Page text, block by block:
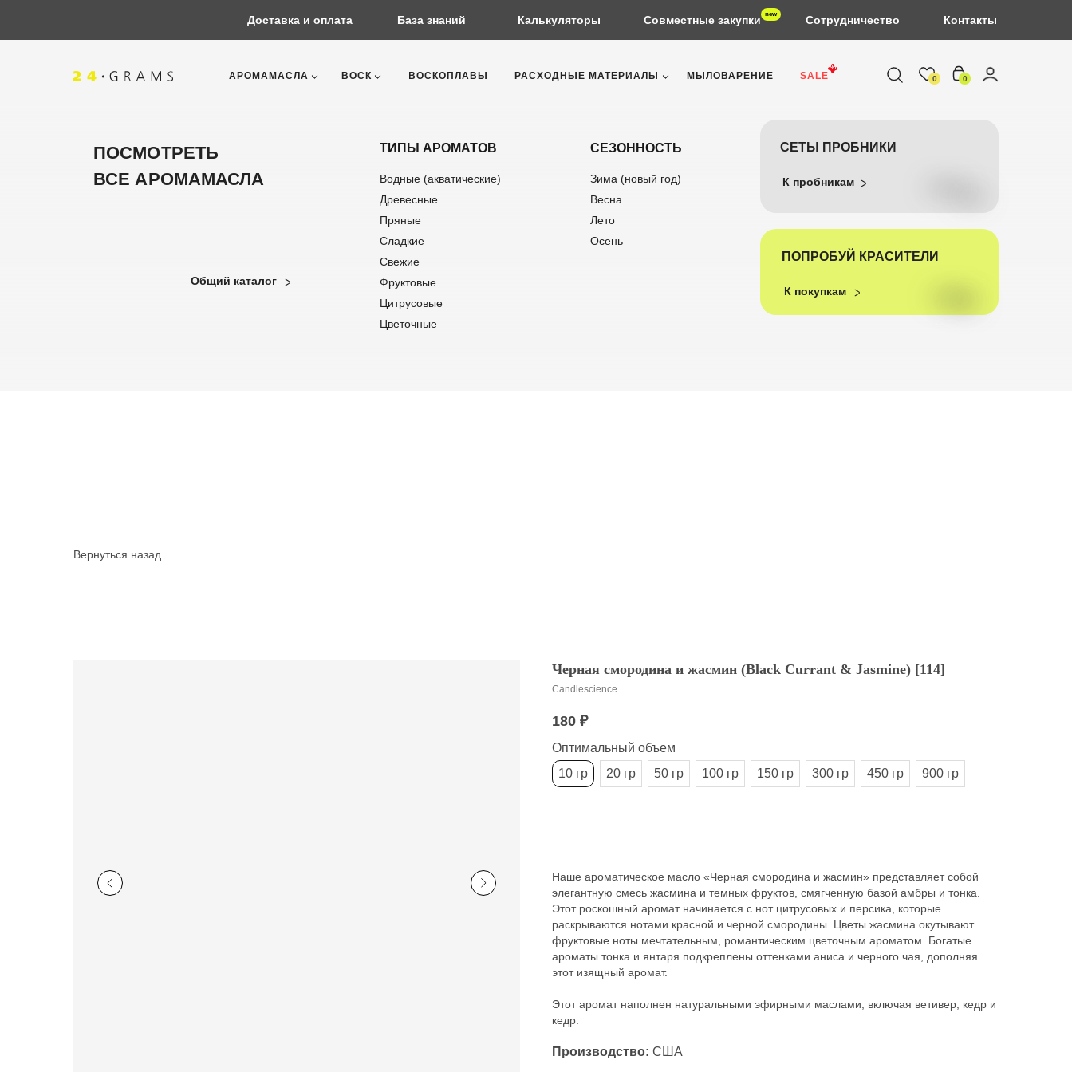
Доставка и оплата База знаний Калькуляторы Сотрудничество Контакты
Совместные закупки new
АРОМАМАСЛА 0 0
SALE
%
ВОСК ВОСКОПЛАВЫ РАСХОДНЫЕ МАТЕРИАЛЫ МЫЛОВАРЕНИЕ
ТИПЫ АРОМАТОВ СЕЗОННОСТЬ
Водные (акватические)
Древесные
Пряные
Свежие
Сладкие Осень
Лето
СЕТЫ ПРОБНИКИ
Весна
Зима (новый год)
Фруктовые
Цитрусовые
Цветочные
К пробникам
К покупкам
ПОПРОБУЙ КРАСИТЕЛИ
ПОСМОТРЕТЬ
ВСЕ АРОМАМАСЛА
Общий каталог
Вернуться назад
Черная смородина и жасмин (Black Currant & Jasmine) [114]
Candlescience
180 ₽
Оптимальный объем
10 гр
20 гр 50 гр 100 гр 150 гр 300 гр 450 гр 900 гр
Наше ароматическое масло «Черная смородина и жасмин» представляет собой
элегантную смесь жасмина и темных фруктов, смягченную базой амбры и тонка.
Этот роскошный аромат начинается с нот цитрусовых и персика, которые
раскрываются нотами красной и черной смородины. Цветы жасмина окутывают
фруктовые ноты мечтательным, романтическим цветочным ароматом. Богатые
ароматы тонка и янтаря подкреплены оттенками аниса и черного чая, дополняя
этот изящный аромат.
Этот аромат наполнен натуральными эфирными маслами, включая ветивер, кедр и
кедр.
Производство: США